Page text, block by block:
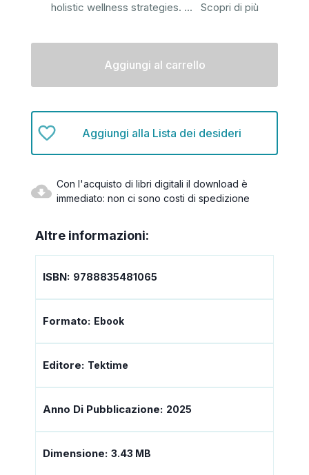
holistic wellness strategies. ... Scopri di più
Aggiungi alla Lista dei desideri
Con l'acquisto di libri digitali il download è
immediato: non ci sono costi di spedizione
Altre informazioni:
ISBN: 9788835481065
Formato: Ebook
Editore: Tektime
Anno Di Pubblicazione: 2025
Dimensione: 3.43 MB